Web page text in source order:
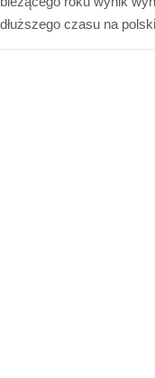
dłuższego czasu na